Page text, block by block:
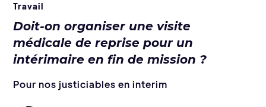
Travail
Doit-on organiser une visite
médicale de reprise pour un
intérimaire en fin de mission ?
Pour nos justiciables en interim